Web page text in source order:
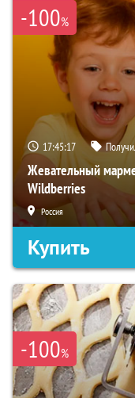
-100%
17:45:15
Жевательный
Wildberries
Россия
Купить
-100%